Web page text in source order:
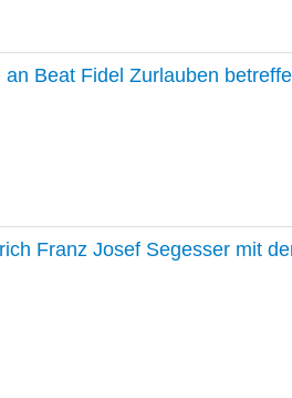
Beat Fidel Zurlauben
Franz Josef Segesser mit